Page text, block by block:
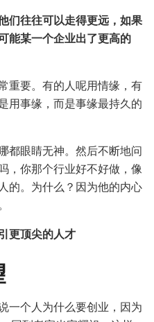
们往往可以走得更远，如果
能某一个企业出了更高的
重要。有的人呢用情缘，有
用事缘，而是事缘最持久的
都眼睛无神。然后不断地问
，你那个行业好不好做，像
的。为什么？因为他的内心
更顶尖的人才
一个人为什么要创业，因为